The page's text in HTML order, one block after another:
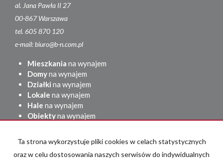
al. Jana Pawła II 27
00-867 Warszawa
tel. 605 870 120
e-mail: biuro@b-n.com.pl
Mieszkania na wynajem
Domyna wynajem
Działki na wynajem
Lokale na wynajem
Hale na wynajem
Obiektyna wynajem
Domy na sprzedaż
Działkina sprzedaż
Ta strona wykorzystuje pliki cookies w celach statystycznych
oraz w celu dostosowania naszych serwisów do indywidualnych